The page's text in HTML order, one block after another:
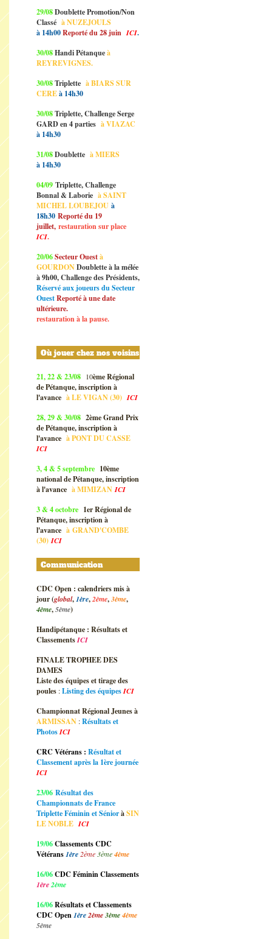
29/08Doublette Promotion/Non
Classé à NUZEJOULS
à 14h00Reporté du 28 juin ICI.
30/08Handi Pétanqueà
REYREVIGNES.
30/08Triplette à BIARS SUR
CEREà 14h30
30/08Triplette, Challenge Serge
GARD en 4 parties à VIAZAC
à 14h30
31/08Doublette à MIERS
à 14h30
04/09 Triplette, Challenge
Bonnal & Laborie à SAINT
MICHEL LOUBEJOU à
18h30 Reporté du 19
juillet, restauration sur place
ICI.
20/06Secteur Ouestà
GOURDONDoublette à la mélée
à 9h00, Challenge des Présidents,
Réservé aux joueurs du Secteur
OuestReporté à une date
ultérieure.
restauration à la pause.
Où jouer chez nos voisins
21, 22 & 23/08 10ème Régional
de Pétanque, inscription à
l'avance àLE VIGAN (30) ICI
28, 29 & 30/08 2ème Grand Prix
de Pétanque, inscription à
l'avance àPONT DU CASSE
ICI
3, 4 & 5 septembre 10ème
national de Pétanque, inscription
à l'avance àMIMIZAN ICI
3 & 4 octobre 1er Régional de
Pétanque, inscription à
l'avance à GRAND'COMBE
(30) ICI
Communication
CDC Open : calendriers mis à
jour (global,1ère,2ème,3ème,
4ème,5ème)
Handipétanque : Résultats et
ClassementsICI
FINALE TROPHEE DES
DAMES
Liste des équipes et tirage des
poules :Listing des équipesICI
Championnat Régional Jeunes à
ARMISSAN :Résultats et
PhotosICI
CRC Vétérans : Résultat et
Classement après la 1ère journée
ICI
23/06 Résultat des
Championnats de France
Triplette Féminin et SénioràSIN
LE NOBLEICI
19/06Classements CDC
Vétérans1ère 2ème 3ème4ème
16/06CDC Féminin Classements
1ère2ème
16/06Résultats et Classements
CDC Open1ère2ème3ème4ème
5ème